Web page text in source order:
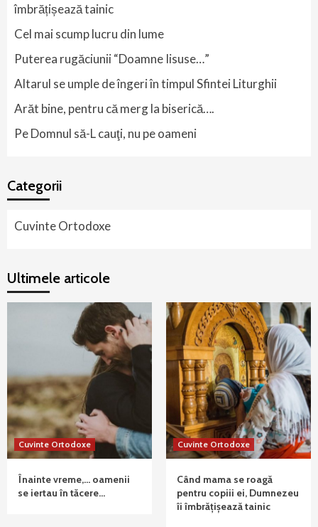
îmbrățișează tainic
Cel mai scump lucru din lume
Puterea rugăciunii “Doamne Iisuse…”
Altarul se umple de îngeri în timpul Sfintei Liturghii
Arăt bine, pentru că merg la biserică….
Pe Domnul să-L cauţi, nu pe oameni
Categorii
Cuvinte Ortodoxe
Ultimele articole
Cuvinte Ortodoxe
Înainte vreme,… oamenii
se iertau în tăcere…
Cuvinte Ortodoxe
Când mama se roagă
pentru copiii ei, Dumnezeu
îi îmbrățișează tainic